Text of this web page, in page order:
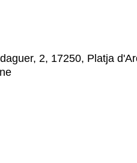
2, 17250, Platja